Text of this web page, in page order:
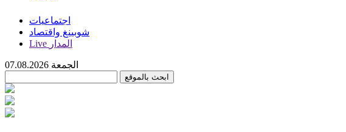
اجتماعيات
شوبينغ واقتصاد
Live المدار